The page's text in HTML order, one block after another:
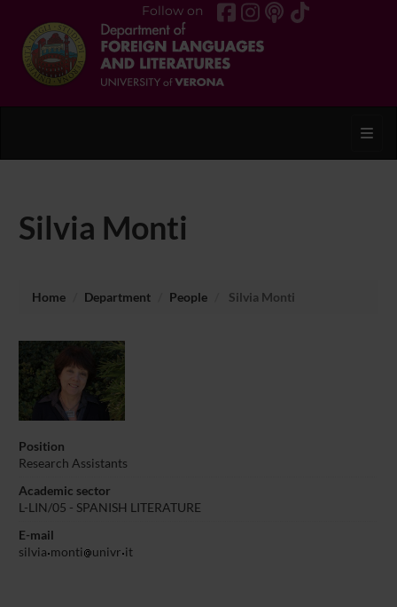
Follow on
Silvia Monti
Home Department People Silvia Monti
Position
Research Assistants
Academic sector
L-LIN/05 - SPANISH LITERATURE
E-mail
silvia monti univr it